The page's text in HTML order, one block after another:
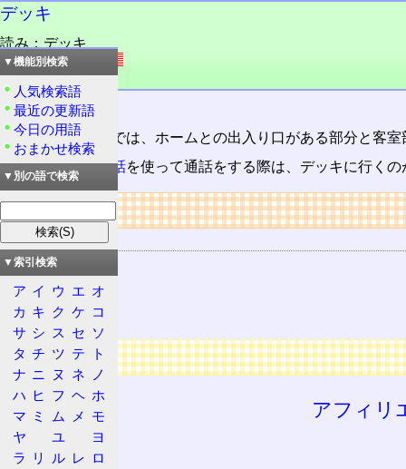
デッキ
読み：デッキ
外語：deck
品詞：名詞
出入り台。
特急用車両などでは、ホームとの出入り口がある部分と客
列車内で携帯電話を使って通話をする際は、デッキに行く
リンク
関連する用語
特急
特急形
携帯電話
広告
アフィリ
▼機能別検索
人気検索語
最近の更新語
今日の用語
おまかせ検索
▼別の語で検索
▼索引検索
ア イ ウ エ オ
カ キ ク ケ コ
サ シ ス セ ソ
タ チ ツ テ
ト
ナ ニ ヌ ネ
ノ
ハ ヒ フ ヘ ホ
マ ミ ム メ
モ
ヤ
ユ
ヨ
ラ
リ ル レ ロ